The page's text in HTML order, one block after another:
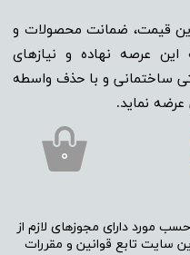
قیمت، ضمانت محصولات و
عرصه نهاده و نیاز‌‌‌‌‌‌‌‌های
ساختمانی و با حذف واسطه
عرضه نماید.
مورد دارای مجوز‌‌‌‌های لازم از
سایت تابع قوانین و مقررات
۰